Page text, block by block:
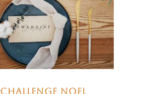
Challenge Noel